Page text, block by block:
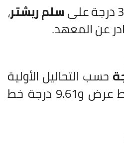
سلم ريشتر،
عن المعهد.
حسب التحاليل الأولية
عند 35.02 درجة خط عرض و9.61 درجة خط